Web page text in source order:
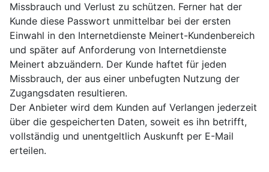
Missbrauch und Verlust zu schützen. Ferner hat der
Kunde diese Passwort unmittelbar bei der ersten
Einwahl in den Internetdienste Meinert-Kundenbereich
und später auf Anforderung von Internetdienste
Meinert abzuändern. Der Kunde haftet für jeden
Missbrauch, der aus einer unbefugten Nutzung der
Zugangsdaten resultieren.
Der Anbieter wird dem Kunden auf Verlangen jederzeit
über die gespeicherten Daten, soweit es ihn betrifft,
vollständig und unentgeltlich Auskunft per E-Mail
erteilen.